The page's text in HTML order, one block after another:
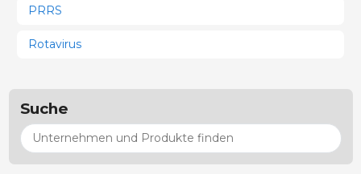
PRRS
Rotavirus
Suche